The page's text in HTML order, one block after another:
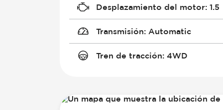
Desplazamiento del motor: 1.5
Transmisión: Automatic
Tren de tracción: 4WD